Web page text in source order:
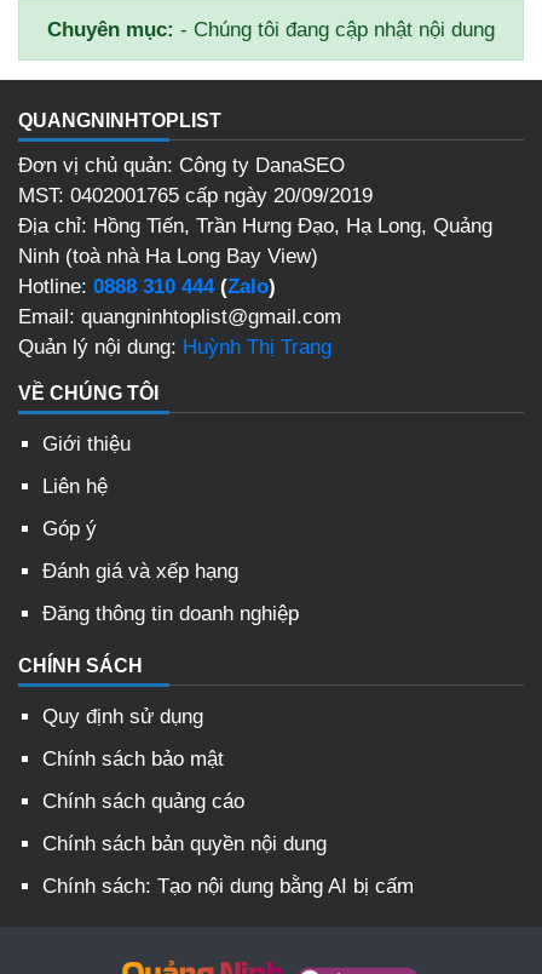
Chuyên mục: - Chúng tôi đang cập nhật nội dung
QUANGNINHTOPLIST
Đơn vị chủ quản: Công ty DanaSEO
MST: 0402001765 cấp ngày 20/09/2019
Địa chỉ: Hồng Tiến, Trần Hưng Đạo, Hạ Long, Quảng
Ninh (toà nhà Ha Long Bay View)
Hotline: 0888 310 444(Zalo)
Email: quangninhtoplist@gmail.com
Quản lý nội dung: Huỳnh Thị Trang
VỀ CHÚNG TÔI
Giới thiệu
Liên hệ
Góp ý
Đánh giá và xếp hạng
Đăng thông tin doanh nghiệp
CHÍNH SÁCH
Quy định sử dụng
Chính sách bảo mật
Chính sách quảng cáo
Chính sách bản quyền nội dung
Chính sách: Tạo nội dung bằng AI bị cấm